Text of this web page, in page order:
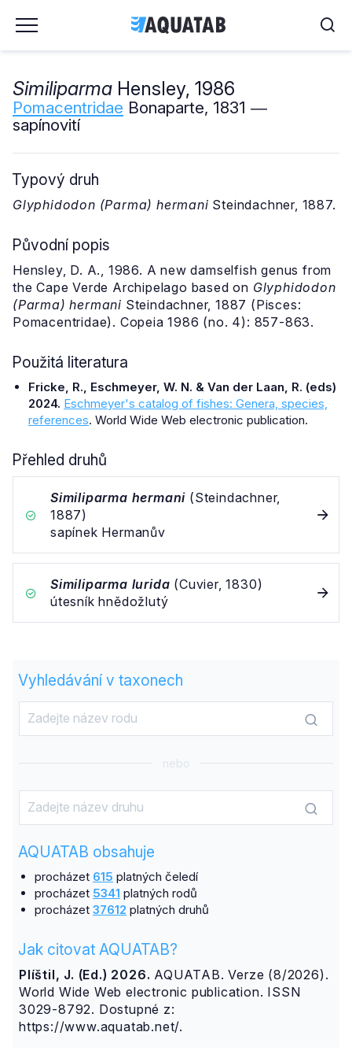
Similiparma Hensley, 1986
Pomacentridae Bonaparte, 1831 ―
sapínovití
Typový druh
Glyphidodon (Parma) hermani Steindachner, 1887.
Původní popis
Hensley, D. A., 1986. A new damselfish genus from
the Cape Verde Archipelago based on Glyphidodon
(Parma) hermani Steindachner, 1887 (Pisces:
Pomacentridae). Copeia 1986 (no. 4): 857-863.
Použitá literatura
Fricke, R., Eschmeyer, W. N. & Van der Laan, R. (eds)
2024. Eschmeyer's catalog of fishes: Genera, species,
references. World Wide Web electronic publication.
Přehled druhů
Similiparma hermani (Steindachner,
1887)
sapínek Hermanův
Similiparma lurida (Cuvier, 1830)
útesník hnědožlutý
Vyhledávání v taxonech
nebo
AQUATAB obsahuje
procházet 615 platných čeledí
procházet 5341 platných rodů
procházet 37612 platných druhů
Jak citovat AQUATAB?
Plíštil, J. (Ed.) 2026. AQUATAB. Verze (8/2026).
World Wide Web electronic publication. ISSN
3029-8792. Dostupné z:
https://www.aquatab.net/.